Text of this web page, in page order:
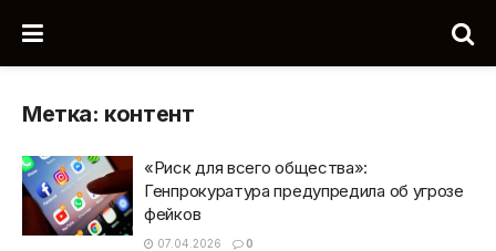
Метка: контент
«Риск для всего общества»:
Генпрокуратура предупредила об угрозе
фейков
07.04.2026 0